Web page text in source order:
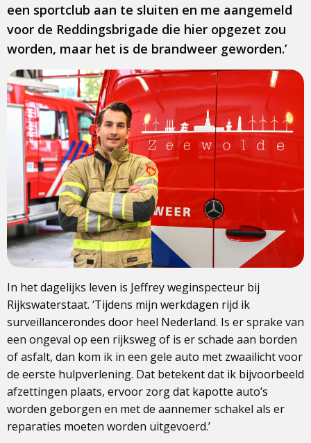
een sportclub aan te sluiten en me aangemeld
voor de Reddingsbrigade die hier opgezet zou
worden, maar het is de brandweer geworden.’
In het dagelijks leven is Jeffrey weginspecteur bij
Rijkswaterstaat. ‘Tijdens mijn werkdagen rijd ik
surveillancerondes door heel Nederland. Is er sprake van
een ongeval op een rijksweg of is er schade aan borden
of asfalt, dan kom ik in een gele auto met zwaailicht voor
de eerste hulpverlening. Dat betekent dat ik bijvoorbeeld
afzettingen plaats, ervoor zorg dat kapotte auto’s
worden geborgen en met de aannemer schakel als er
reparaties moeten worden uitgevoerd.’